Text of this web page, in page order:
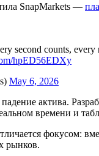
SnapMarkets —
second counts,
hpED56EDXy
May 6, 2026
актива.
времени и
фокусом:
рынков.